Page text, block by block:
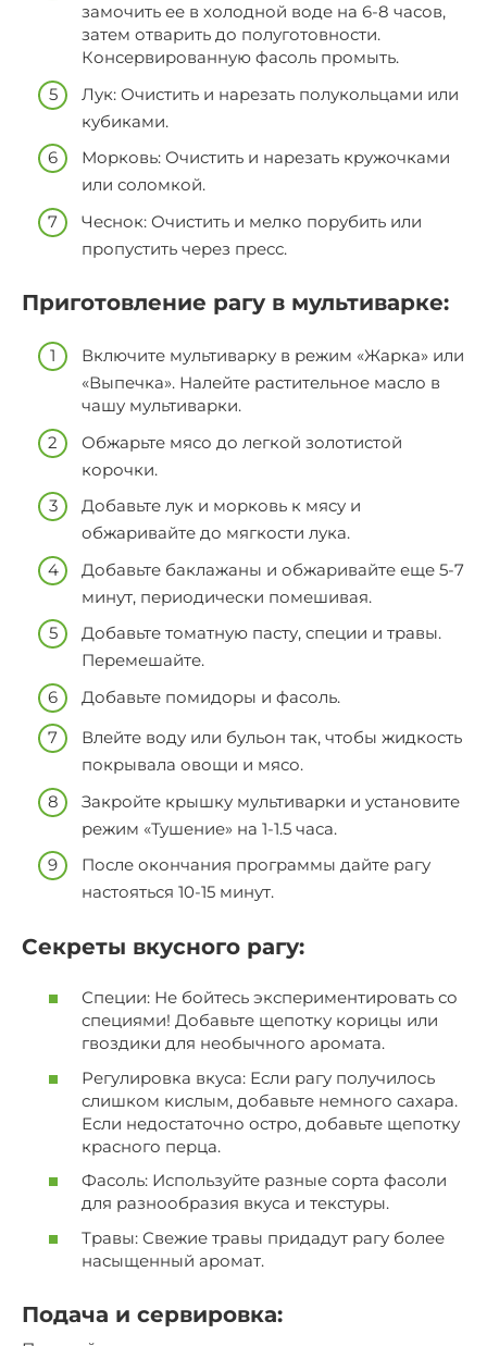
замочить ее в холодной воде на 6-8 часов,
затем отварить до полуготовности.
Консервированную фасоль промыть.
Лук: Очистить и нарезать полукольцами или
кубиками.
Морковь: Очистить и нарезать кружочками
или соломкой.
Чеснок: Очистить и мелко порубить или
пропустить через пресс.
Приготовление рагу в мультиварке:
Включите мультиварку в режим «Жарка» или
«Выпечка». Налейте растительное масло в
чашу мультиварки.
Обжарьте мясо до легкой золотистой
корочки.
Добавьте лук и морковь к мясу и
обжаривайте до мягкости лука.
Добавьте баклажаны и обжаривайте еще 5-7
минут, периодически помешивая.
Добавьте томатную пасту, специи и травы.
Перемешайте.
Добавьте помидоры и фасоль.
Влейте воду или бульон так, чтобы жидкость
покрывала овощи и мясо.
Закройте крышку мультиварки и установите
режим «Тушение» на 1-1.5 часа.
После окончания программы дайте рагу
настояться 10-15 минут.
Секреты вкусного рагу:
Специи: Не бойтесь экспериментировать со
специями! Добавьте щепотку корицы или
гвоздики для необычного аромата.
Регулировка вкуса: Если рагу получилось
слишком кислым, добавьте немного сахара.
Если недостаточно остро, добавьте щепотку
красного перца.
Фасоль: Используйте разные сорта фасоли
для разнообразия вкуса и текстуры.
Травы: Свежие травы придадут рагу более
насыщенный аромат.
Подача и сервировка: